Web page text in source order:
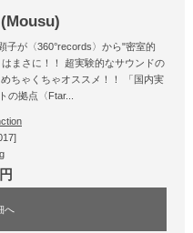
子が〈360°records〉から"密室的
まさに！！ 超実験的なサウンドの
ちゃくちゃオススメ！！ 「国内実
の拠点〈Ftar...
へ